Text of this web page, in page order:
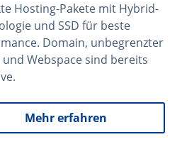
Hosting-Pakete mit Hybrid-
und SSD für beste
Domain, unbegrenzter
Webspace sind bereits
Mehr erfahren